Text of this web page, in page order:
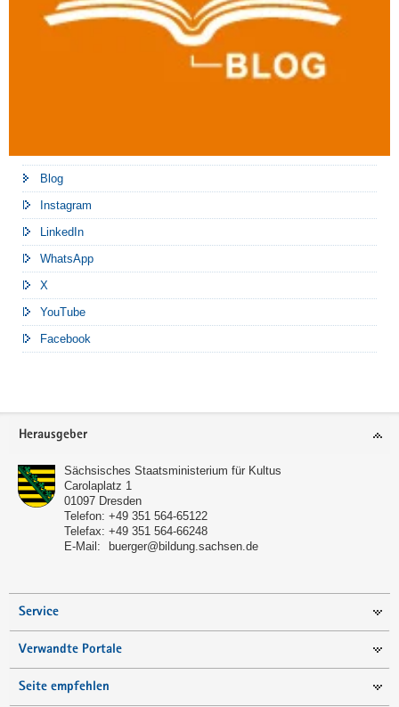
Blog
Instagram
LinkedIn
WhatsApp
X
YouTube
Facebook
Footer-
Herausgeber
Sächsisches Staatsministerium für Kultus
Carolaplatz 1
01097 Dresden
Telefon: +49 351 564-65122
Telefax: +49 351 564-66248
E-Mail:
buerger@bildung.sachsen.de
Service
Verwandte Portale
Seite empfehlen